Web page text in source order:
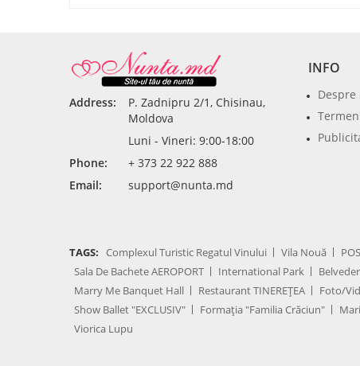
Address:
P. Zadnipru 2/1, Chisinau,
Moldova
Luni - Vineri: 9:00-18:00
Phone:
+ 373 22 922 888
Email:
support@nunta.md
INFO
Despre
TAGS: Complexul Turistic Regatul Vinului Vila Nouă
Sala De Bachete AEROPORT
International Park
Marry Me Banquet Hall
Restaurant TINEREȚEA Foto/
Show Ballet "EXCLUSIV"
Formația "Familia Crăciun"
Viorica Lupu